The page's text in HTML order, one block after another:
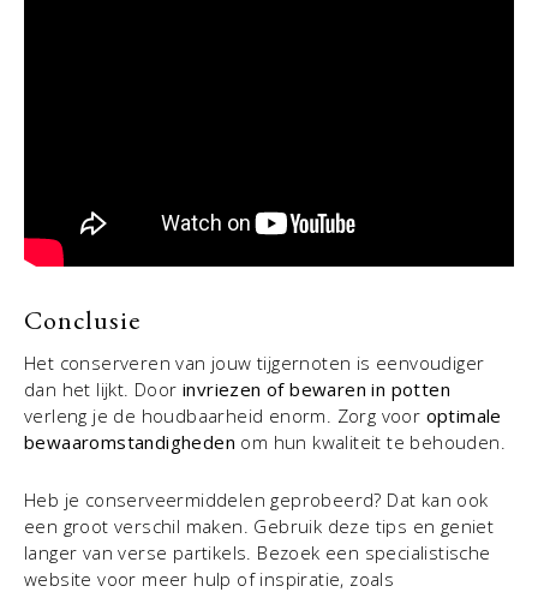
Conclusie
Het conserveren van jouw tijgernoten is eenvoudiger
dan het lijkt. Doorinvriezen of bewaren in potten
verleng je de houdbaarheid enorm. Zorg voor optimale
bewaaromstandigheden om hun kwaliteit te behouden.
Heb je conserveermiddelen geprobeerd? Dat kan ook
een groot verschil maken. Gebruik deze tips en geniet
langer van verse partikels. Bezoek een specialistische
website voor meer hulp of inspiratie, zoals